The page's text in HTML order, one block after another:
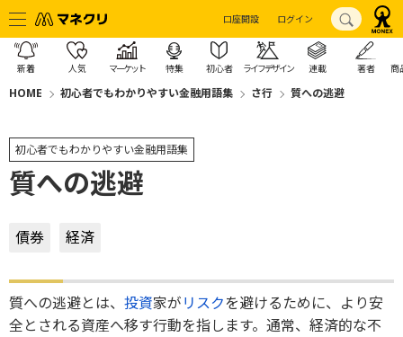
口座開設 ログイン
新着 人気 マーケット 特集 初心者 ライフデザイン 連載 著者 商
HOME 初心者でもわかりやすい金融用語集 さ行 質への逃避
初心者でもわかりやすい金融用語集
質への逃避
債券 経済
質への逃避とは、 投資家がリスクを避けるために、より安
全とされる資産へ移す行動を指します。通常、経済的な不